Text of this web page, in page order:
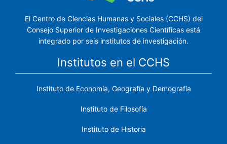
El Centro de Ciencias Humanas y Sociales (CCHS) del
Consejo Superior de Investigaciones Científicas está
integrado por seis institutos de investigación.
Institutos en el CCHS
Instituto de Economía, Geografía y Demografía
Instituto de Filosofía
Instituto de Historia